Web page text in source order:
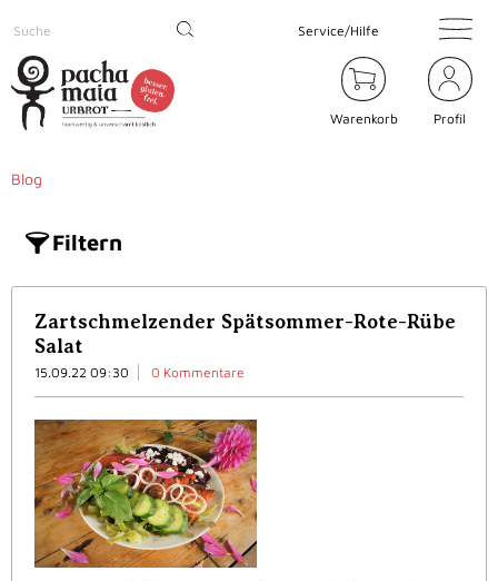
Service/Hilfe
Warenkorb Profil
Blog
Filtern
Zartschmelzender Spätsommer-Rote-Rübe
Salat
15.09.22 09:30 0 Kommentare